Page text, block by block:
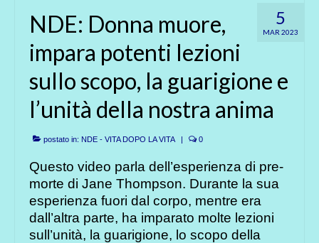
5
MAR 2023
NDE: Donna muore,
impara potenti lezioni
sullo scopo, la guarigione e
l’unità della nostra anima
postato in: NDE - VITA DOPO LA VITA | 0
Questo video parla dell’esperienza di pre-
morte di Jane Thompson. Durante la sua
esperienza fuori dal corpo, mentre era
dall’altra parte, ha imparato molte lezioni
sull’unità, la guarigione, lo scopo della